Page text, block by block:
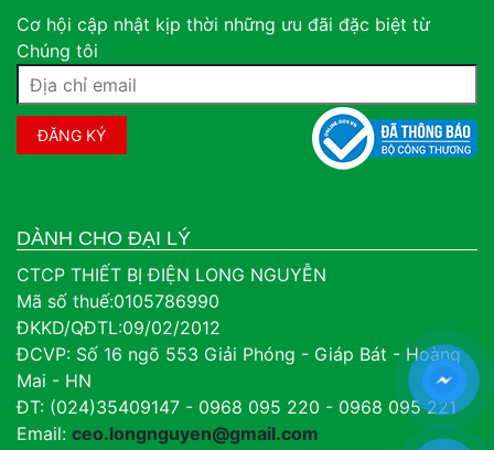
Cơ hội cập nhật kịp thời những ưu đãi đặc biệt từ
Chúng tôi
DÀNH CHO ĐẠI LÝ
CTCP THIẾT BỊ ĐIỆN LONG NGUYỄN
Mã số thuế:0105786990
ĐKKD/QĐTL:09/02/2012
ĐCVP: Số 16 ngõ 553 Giải Phóng - Giáp Bát - Hoàng
Mai - HN
ĐT: (024)35409147 - 0968 095 220 - 0968 095 221
Email: ceo.longnguyen@gmail.com